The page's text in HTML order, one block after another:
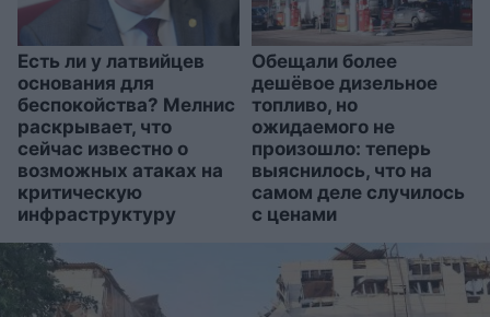
Есть ли у латвийцев
основания для
беспокойства? Мелнис
раскрывает, что
сейчас известно о
возможных атаках на
критическую
инфраструктуру
Обещали более
дешёвое дизельное
топливо, но
ожидаемого не
произошло: теперь
выяснилось, что на
самом деле случилось
с ценами